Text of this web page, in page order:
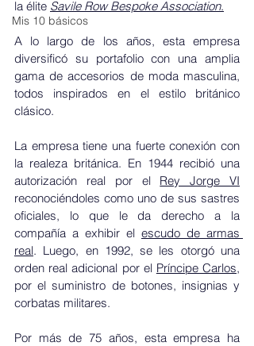
Mis 10 básicos
la élite Savile Row Bespoke Association.
A lo largo de los años, esta empresa
diversificó su portafolio con una amplia
gama de accesorios de moda masculina,
todos inspirados en el estilo británico
clásico.
La empresa tiene una fuerte conexión con
la realeza británica. En 1944 recibió una
autorización real por el Rey Jorge VI
reconociéndoles como uno de sus sastres
oficiales, lo que le da derecho a la
compañía a exhibir el escudo de armas
real. Luego, en 1992, se les otorgó una
orden real adicional por el Príncipe Carlos,
por el suministro de botones, insignias y
corbatas militares.
Por más de 75 años, esta empresa ha